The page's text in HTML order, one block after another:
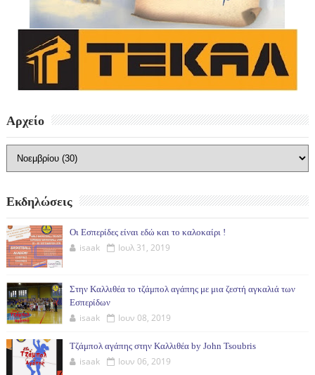
Αρχείο
Εκδηλώσεις
Οι Εσπερίδες είναι εδώ και το καλοκαίρι !
isaak Ιουλ 31, 2019
Στην Καλλιθέα το τζάμπολ αγάπης με μια ζεστή αγκαλιά των
Εσπερίδων
isaak Ιουν 08, 2019
Τζάμπολ αγάπης στην Καλλιθέα by John Tsoubris
isaak Ιουν 06, 2019